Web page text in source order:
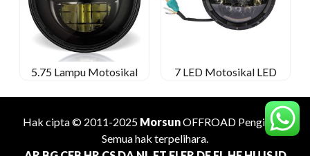
5.75 Lampu Motosikal 7 LED Motosikal LED
Hak cipta © 2011-2025 MorsunOFFROAD Pengilang.
Semua hak terpelihara.